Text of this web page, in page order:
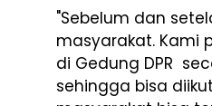
"Sebelum dan
masyarakat. Kami
di Gedung DPR
sehingga bisa